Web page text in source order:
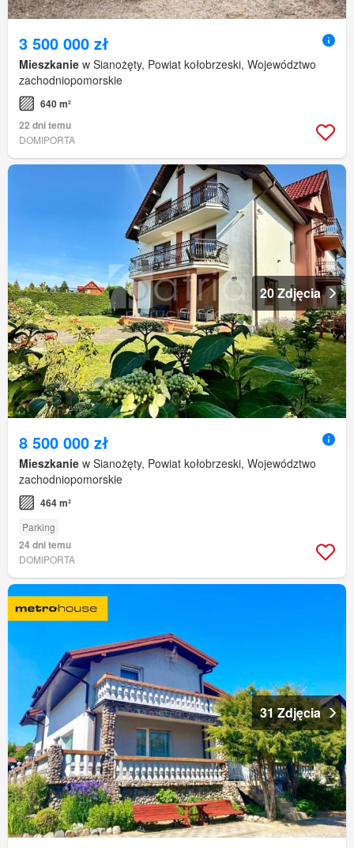
3 500 000 zł
Mieszkanie w Sianożęty, Powiat kołobrzeski, Województwo
zachodniopomorskie
640 m²
22 dni temu
DOMIPORTA
20 Zdjęcia
8 500 000 zł
Mieszkanie w Sianożęty, Powiat kołobrzeski, Województwo
zachodniopomorskie
464 m²
Parking
24 dni temu
DOMIPORTA
31 Zdjęcia